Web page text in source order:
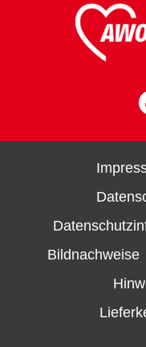
Bildnachweise